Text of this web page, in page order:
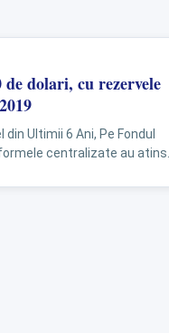
dolari, cu rezervele
Ultimii 6 Ani, Pe Fondul
centralizate au atins...